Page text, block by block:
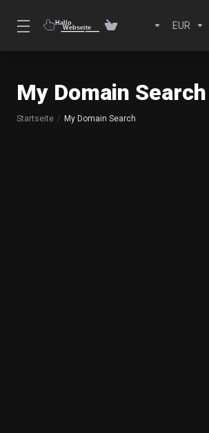
EUR
My Domain Search
Startseite My Domain Search